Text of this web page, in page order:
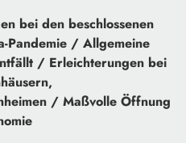
bei den beschlossenen
Pandemie / Allgemeine
/ Erleichterungen bei
/ Maßvolle Öffnung